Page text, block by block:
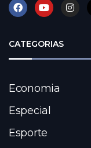
CATEGORIAS
Economia
Especial
Esporte